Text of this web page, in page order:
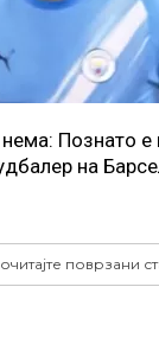
Познато е
на
поврзани